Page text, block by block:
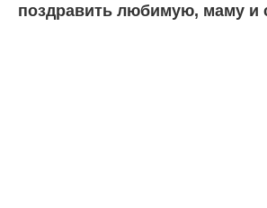
поздравить любимую, маму и